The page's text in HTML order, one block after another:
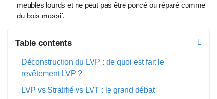
meubles lourds et ne peut pas être poncé ou réparé comme
du bois massif.
Table contents
Déconstruction du LVP : de quoi est fait le
revêtement LVP ?
LVP vs Stratifié vs LVT : le grand débat